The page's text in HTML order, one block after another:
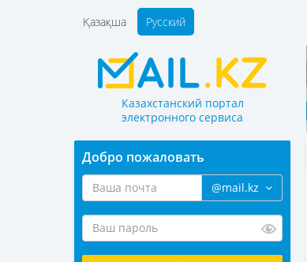
Қазақша Русский
Казахстанский портал
электронного сервиса
Добро пожаловать
@mail.kz